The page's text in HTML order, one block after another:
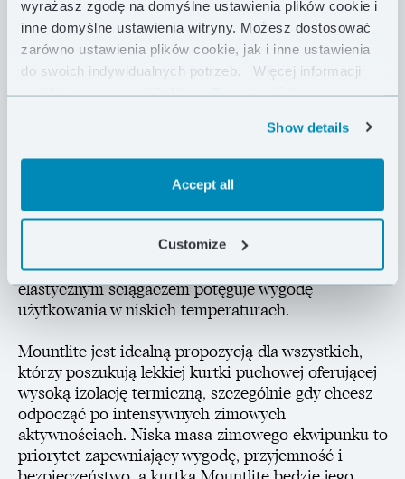
wyrażasz zgodę na domyślne ustawienia plików cookie i
inne domyślne ustawienia witryny. Możesz dostosować
zarówno ustawienia plików cookie, jak i inne ustawienia
do swoich indywidualnych potrzeb.
Więcej informacji
znajdziesz w naszejPolityce Prywatności .
Show details
Accept all
Customize
Stworzona szczególnie do skiturowych lub
trekkingowych zimowych wyjść w teren, zaskoczy Cię
bardzo wysokim poziomem termoizolacji.
Wykonana z lekkiej i oddychającej tkaniny Pertex®
Quantum oraz wypełniona 170 g hydrofobowego
wyjątkowo niską masę oraz imponująco mały
rozmiar po kompresji. Dwie izolowane warstwą
puchu kieszenie zewnętrzne ogrzeją Twoje dłonie i
niezbędne akcesoria, a obszerny kaptur, który
zmieści kask, ochroni Cię przed wiatrem i chłodem.
Wykończenie mankietów oraz dołu kurtki
elastycznym ściągaczem potęguje wygodę
użytkowania w niskich temperaturach.
Mountlite jest idealną propozycją dla wszystkich,
którzy poszukują lekkiej kurtki puchowej oferującej
wysoką izolację termiczną, szczególnie gdy chcesz
odpocząć po intensywnych zimowych
aktywnościach. Niska masa zimowego ekwipunku to
priorytet zapewniający wygodę, przyjemność i